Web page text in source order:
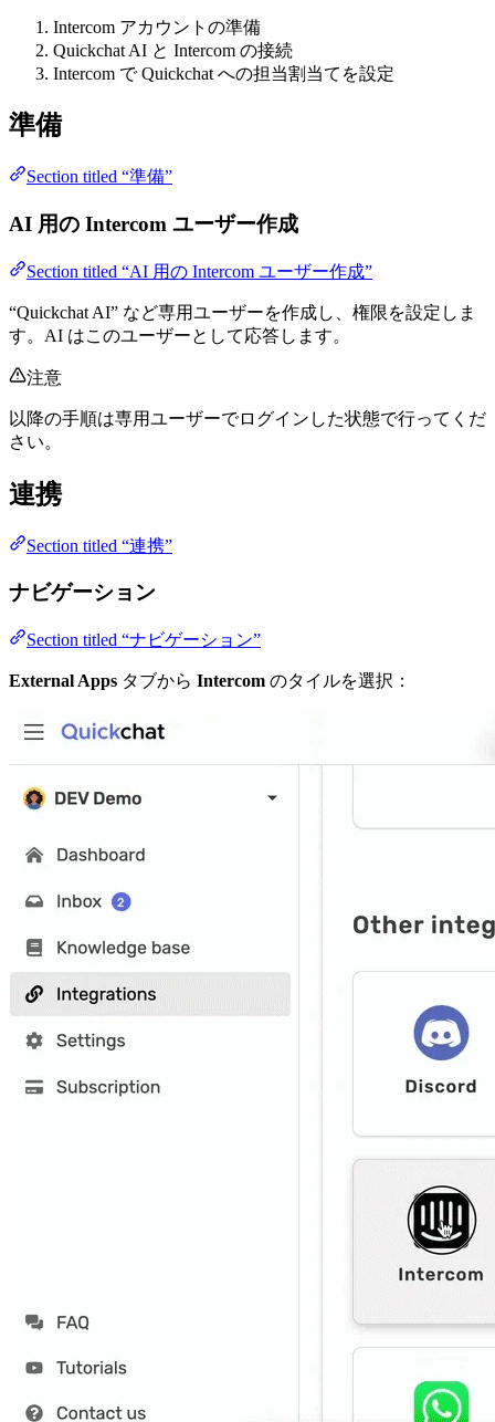
Intercom アカウントの準備
Quickchat AI と Intercom の接続
Intercom で Quickchat への担当割当てを設定
準備
Section titled “準備”
AI 用の Intercom ユーザー作成
Section titled “AI 用の Intercom ユーザー作成”
“Quickchat AI” など専用ユーザーを作成し、権限を設定しま
す。AI はこのユーザーとして応答します。
注意
以降の手順は専用ユーザーでログインした状態で行ってくだ
さい。
連携
Section titled “連携”
ナビゲーション
Section titled “ナビゲーション”
External Apps タブから Intercom のタイルを選択：